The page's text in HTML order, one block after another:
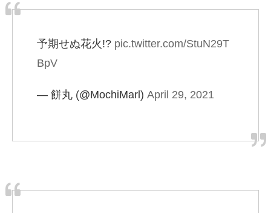
予期せぬ花火!? pic.twitter.com/StuN29T
BpV
— 餅丸 (@MochiMarl) April 29, 2021